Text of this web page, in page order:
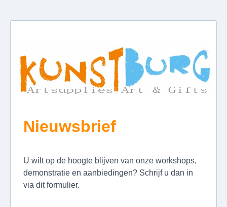
Nieuwsbrief
U wilt op de hoogte blijven van onze workshops,
demonstratie en aanbiedingen? Schrijf u dan in
via dit formulier.